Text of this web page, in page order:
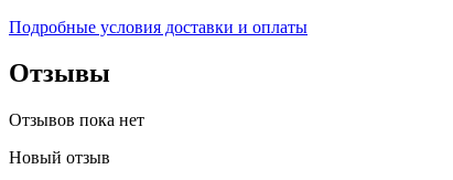
Подробные условия доставки и оплаты
Отзывы
Отзывов пока нет
Новый отзыв